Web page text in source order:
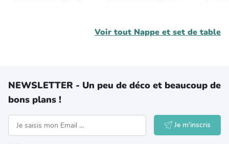
Voir tout Nappe et set de table
NEWSLETTER - Un peu de déco et beaucoup de
bons plans !
Je m'inscris